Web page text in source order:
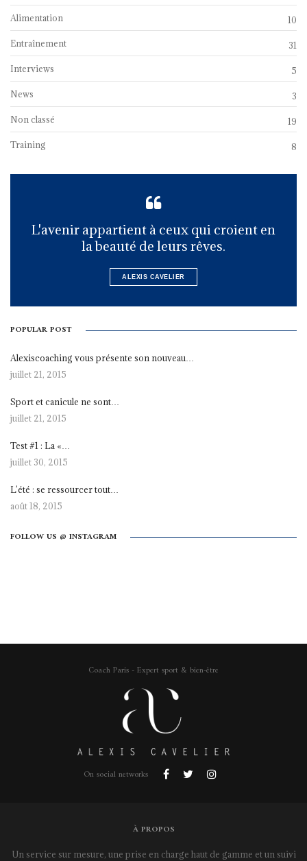
Alimentation 10
Entraînement 31
Interviews 5
News 3
Non classé 19
Training 8
L'avenir appartient à ceux qui croient en
la beauté de leurs rêves.
ALEXIS CAVELIER
POPULAR POST
Alexiscoaching vous présente son nouveau…
juillet 21, 2015
Sport et canicule ne sont…
juillet 21, 2015
Test #1 : La «…
juillet 30, 2015
L’été : se ressourcer tout…
août 18, 2015
FOLLOW US @ INSTAGRAM
Coach Paris - Expert sport & bien-être
On social networks
À PROPOS
Un service sur mesure, une prise en charge haut de gamme et un suivi